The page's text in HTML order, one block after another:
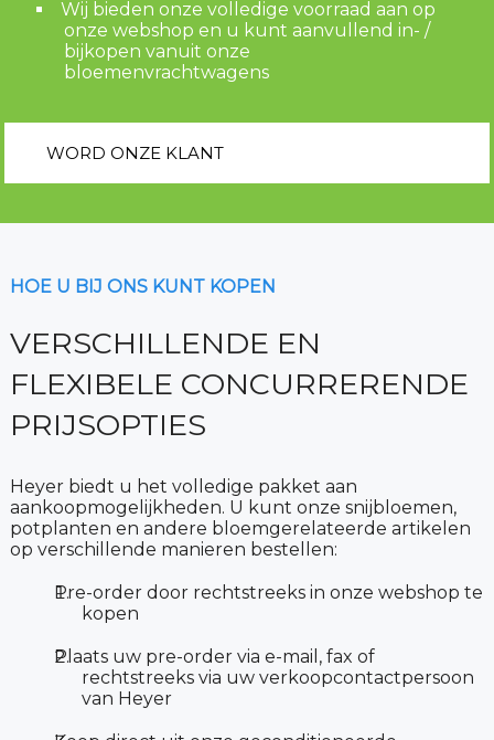
Wij bieden onze volledige voorraad aan op
onze webshop en u kunt aanvullend in- /
bijkopen vanuit onze
bloemenvrachtwagens
WORD ONZE KLANT
HOE U BIJ ONS KUNT KOPEN
VERSCHILLENDE EN
FLEXIBELE CONCURRERENDE
PRIJSOPTIES
Heyer biedt u het volledige pakket aan
aankoopmogelijkheden. U kunt onze snijbloemen,
potplanten en andere bloemgerelateerde artikelen
op verschillende manieren bestellen:
Pre-order door rechtstreeks in onze webshop te
kopen
Plaats uw pre-order via e-mail, fax of
rechtstreeks via uw verkoopcontactpersoon
van Heyer